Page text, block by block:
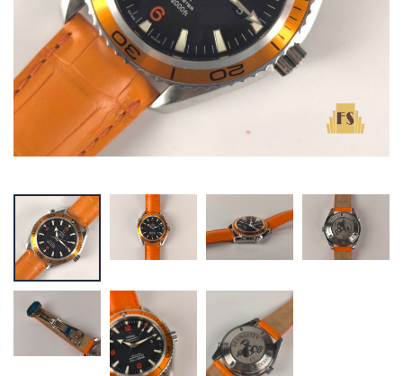
€ 4.000,00
GMT
€ 13.000,00